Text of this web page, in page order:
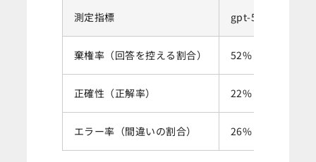
測定指標 gpt-5-thinking-
棄権率（回答を控える割合） 52%
正確性（正解率） 22%
エラー率（間違いの割合） 26%